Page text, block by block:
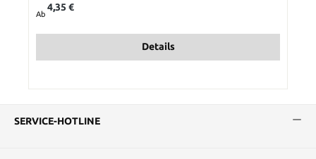
Ab
4,35 €
Details
SERVICE-HOTLINE